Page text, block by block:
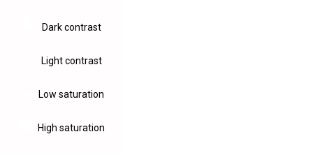
Dark contrast
Light contrast
Low saturation
High saturation